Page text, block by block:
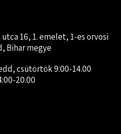
16, 1. emelet, 1-es orvosi
Bihar megye
csütörtök 9:00-14.00
20.00